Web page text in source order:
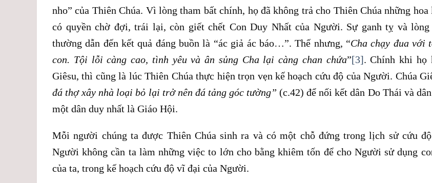
nho” của Thiên Chúa. Vì lòng tham bất chính, họ đã không trả cho Thiên Chúa những
có quyền chờ đợi, trái lại, còn giết chết Con Duy Nhất của Người. Sự ganh tỵ và
thường dẫn đến kết quả đáng buồn là “ác giả ác báo…”. Thế nhưng, “Cha chạy đua với
con. Tội lỗi càng cao, tình yêu và ân sủng Cha lại càng chan chứa”[3]. Chính khi họ
Giêsu, thì cũng là lúc Thiên Chúa thực hiện trọn vẹn kế hoạch cứu độ của Người. Chúa
đá thợ xây nhà loại bỏ lại trở nên đá tảng góc tường” (c.42) để nối kết dân Do Thái và
một dân duy nhất là Giáo Hội.
Mỗi người chúng ta được Thiên Chúa sinh ra và có một chỗ đứng trong lịch sử cứu
Người không cần ta làm những việc to lớn cho bằng khiêm tốn để cho Người sử dụng
của ta, trong kế hoạch cứu độ vĩ đại của Người.